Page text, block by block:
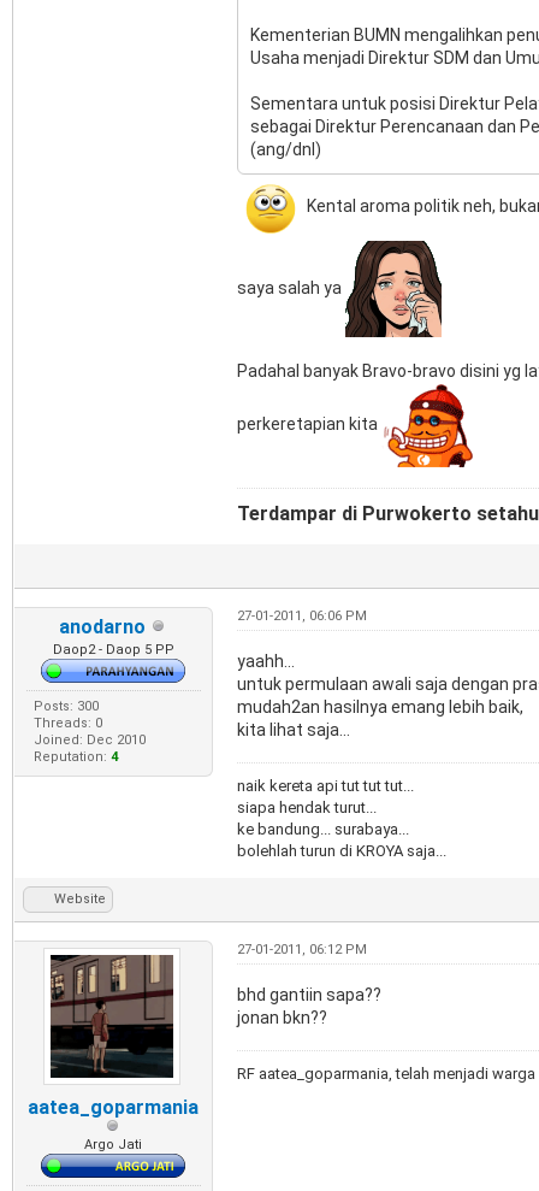
Kementerian BUMN mengalihkan
Usaha menjadi Direktur SDM dan
Sementara untuk posisi Direktur
sebagai Direktur Perencanaan dan
(ang/dnl)
Kental aroma politik neh,
saya salah ya
Padahal banyak Bravo-bravo disini yg
perkeretapian kita
Terdampar di Purwokerto
anodarno
Daop2 - Daop 5 PP
Posts: 300
Threads: 0
Joined: Dec 2010
Reputation: 4
27-01-2011, 06:06 PM
yaahh...
untuk permulaan awali saja dengan
mudah2an hasilnya emang lebih baik,
kita lihat saja...
naik kereta api tut tut tut...
siapa hendak turut...
ke bandung... surabaya...
bolehlah turun di KROYA saja...
Website
aatea_goparmania
Argo Jati
27-01-2011, 06:12 PM
bhd gantiin sapa??
jonan bkn??
RF aatea_goparmania, telah menjadi